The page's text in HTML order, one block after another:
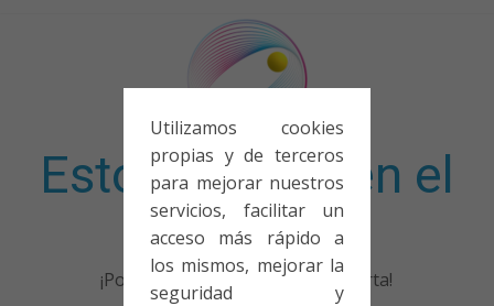
Utilizamos cookies
propias y de terceros
para mejorar nuestros
servicios, facilitar un
acceso más rápido a
los mismos, mejorar la
seguridad y
Esto no entra en el
examen
¡Porque no solo el examen importa!